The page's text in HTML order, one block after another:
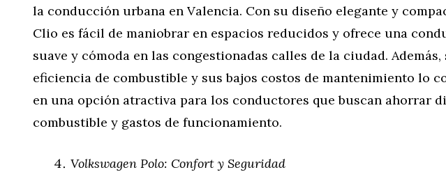
la conducción urbana en Valencia. Con su diseño elegante y
Clio es fácil de maniobrar en espacios reducidos y ofrece una
suave y cómoda en las congestionadas calles de la ciudad. Además,
eficiencia de combustible y sus bajos costos de mantenimiento lo
en una opción atractiva para los conductores que buscan ahorrar
combustible y gastos de funcionamiento.
Volkswagen Polo: Confort y Seguridad